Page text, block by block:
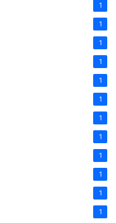
1
1
1
1
1
1
1
1
1
1
1
1